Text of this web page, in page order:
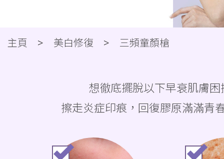
微針凹凸洞治療 | 美白去班 | 肌
三頻童顏槍融合三大醫學級技術，分別於肌膚表皮層、肌底膜
療、深層注水、震碎色素。有效修復肌底，擊退炎症暗粒，凹
善色斑、暗啞乾燥等肌膚早衰問題，重拾回復年輕飽滿的肌膚
主頁 美白修復 三頻童顏槍
想徹底擺脫以下早衰肌膚困
擦走炎症印痕，回復膠原滿滿青